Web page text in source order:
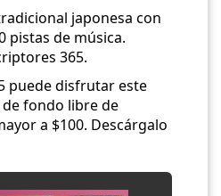
japonesa con
pistas de música.
365.
puede disfrutar este
fondo libre de
a $100. Descárgalo